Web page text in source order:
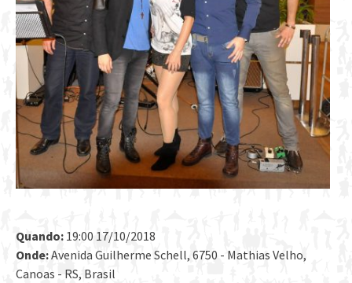
Quando: 19:00 17/10/2018
Onde:Avenida Guilherme Schell, 6750 - Mathias Velho,
Canoas - RS, Brasil